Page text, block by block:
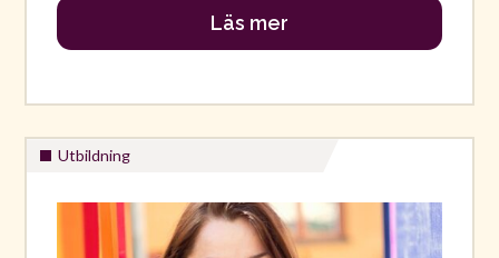
Läs mer
Utbildning